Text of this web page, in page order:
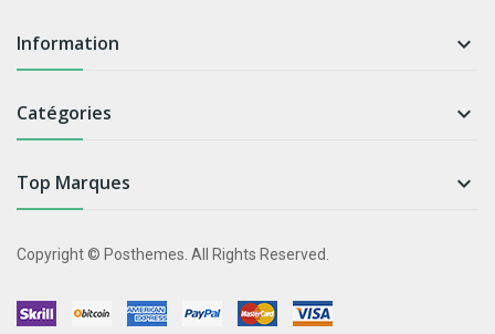
Information 
Catégories 
Top Marques 
Copyright © Posthemes. All Rights Reserved.